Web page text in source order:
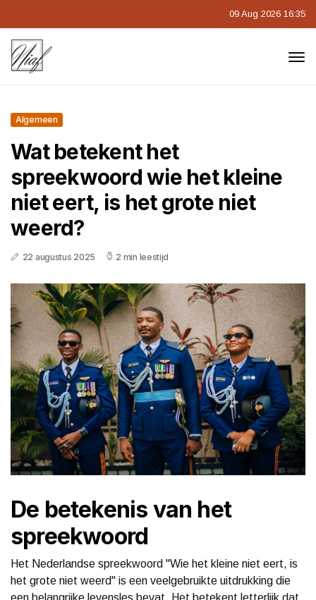
09 Aug 2026 16:35
Algemeen
Wat betekent het
spreekwoord wie het kleine
niet eert, is het grote niet
weerd?
22 augustus 2025 2 min leestijd
De betekenis van het
spreekwoord
Het Nederlandse spreekwoord "Wie het kleine niet eert, is
het grote niet weerd" is een veelgebruikte uitdrukking die
een belangrijke levensles bevat. Het betekent letterlijk dat